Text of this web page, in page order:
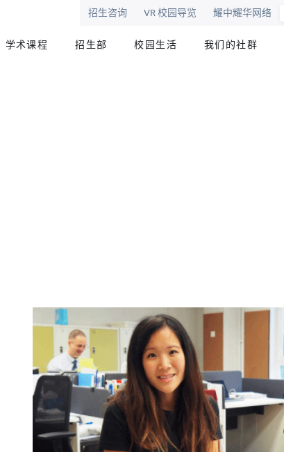
招生咨询 VR 校园导览 耀中耀华网络
学术课程 招生部 校园生活 我们的社群